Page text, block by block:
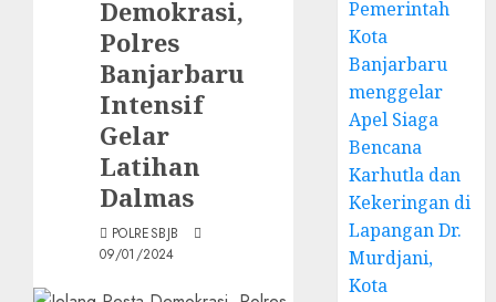
Demokrasi,
Polres
Banjarbaru
Intensif
Gelar
Latihan
Dalmas
POLRESBJB
09/01/2024
Pemerintah
Kota
Banjarbaru
menggelar
Apel Siaga
Bencana
Karhutla dan
Kekeringan di
Lapangan Dr.
Murdjani,
Kota